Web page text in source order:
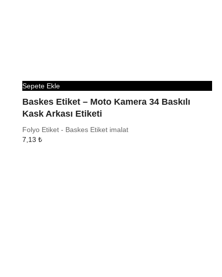
Sepete Ekle
Baskes Etiket – Moto Kamera 34 Baskılı
Kask Arkası Etiketi
Folyo Etiket - Baskes Etiket imalat
7,13 ₺